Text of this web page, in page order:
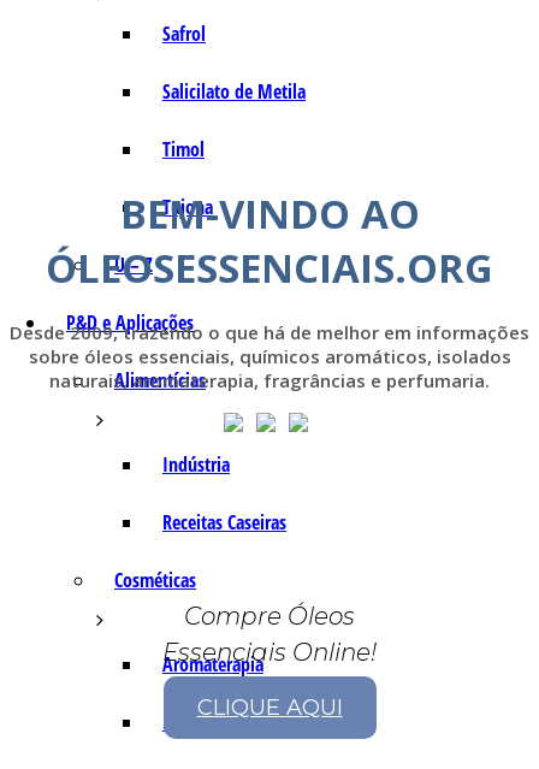
Safrol
Salicilato de Metila
Timol
Tujona
U – Z
P&D e Aplicações
Alimentícias
Indústria
Receitas Caseiras
Cosméticas
Aromaterapia
Fórmulas Caseiras
BEM-VINDO AO
ÓLEOSESSENCIAIS.ORG
Desde 2009, trazendo o que há de melhor em informações
sobre óleos essenciais, químicos aromáticos, isolados
naturais, aromaterapia, fragrâncias e perfumaria.
Compre Óleos
Essenciais Online!
CLIQUE AQUI